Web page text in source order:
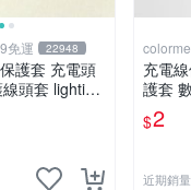
免運 22948
護套 充電頭
頭套 lighting
果周邊 【Z0
充電
護套 數據線保護套 充電線頭
保護
6】
$2
近期銷